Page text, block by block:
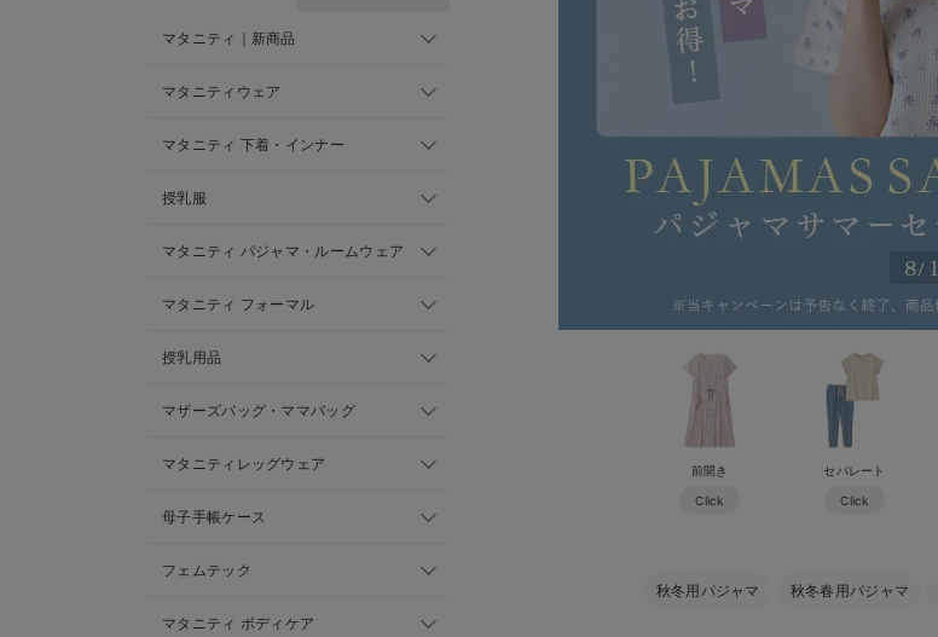
マタニティ｜新商品
マタニティウェア
マタニティ 下着・インナー
授乳服
マタニティ パジャマ・ルームウェア
マタニティ フォーマル
授乳用品
マザーズバッグ・ママバッグ
マタニティレッグウェア
母子手帳ケース
フェムテック
マタニティ ボディケア
前開き
Click
セパレート
Click
秋冬用パジャマ 秋冬春用パジャマ